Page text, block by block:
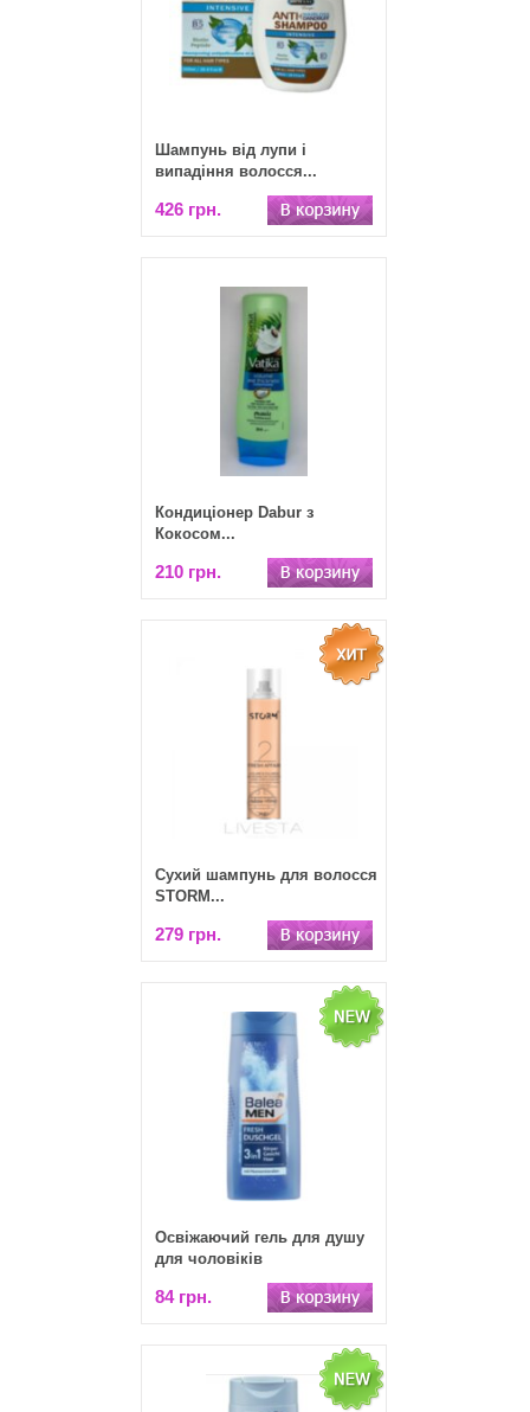
Шампунь від лупи і
випадіння волосся...
426 грн.
Кондиціонер Dabur з
Кокосом...
210 грн.
Сухий шампунь для волосся
STORM...
279 грн.
Освіжаючий гель для душу
для чоловіків
84 грн.